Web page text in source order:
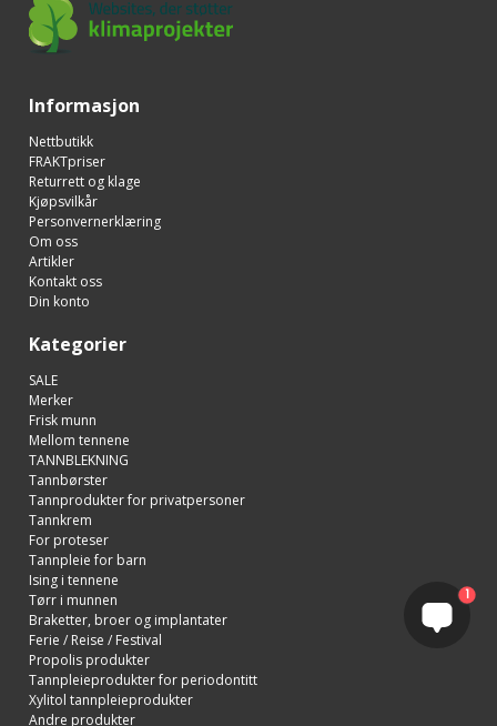
Informasjon
Nettbutikk
FRAKTpriser
Returrett og klage
Kjøpsvilkår
Personvernerklæring
Om oss
Artikler
Kontakt oss
Din konto
Kategorier
SALE
Merker
Frisk munn
Mellom tennene
TANNBLEKNING
Tannbørster
Tannprodukter for privatpersoner
Tannkrem
For proteser
Tannpleie for barn
Ising i tennene
Tørr i munnen
Braketter, broer og implantater
Ferie / Reise / Festival
Propolis produkter
Tannpleieprodukter for periodontitt
Xylitol tannpleieprodukter
Andre produkter
1